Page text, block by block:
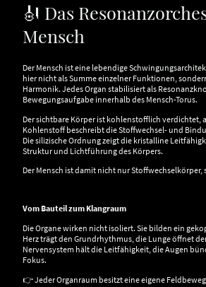
🎻 Das
Mensch
Der Mensch ist eine lebendige
hier nicht als Summe einzelner Funktionen,
Harmonik. Jedes Organ stabilisiert als
Bewegungsaufgabe innerhalb des Mensch-Torus.
Der sichtbare Körper ist kohlenstofflich verdichtet,
Kohlenstoff beschreibt die Stoffwechsel- und
Die silizische Ordnung zeigt die kristalline
Struktur und Lichtführung des Körpers.
Der Mensch ist damit nicht nur
Vom Bauteil zum Klangraum
Die Organe wirken nicht isoliert. Sie bilden ein
Herz trägt den Grundrhythmus, die Lunge öffnet
Nervensystem hält die Leitfähigkeit, die Augen
Fokus.
👉 Jeder Organraum besitzt eine eigene